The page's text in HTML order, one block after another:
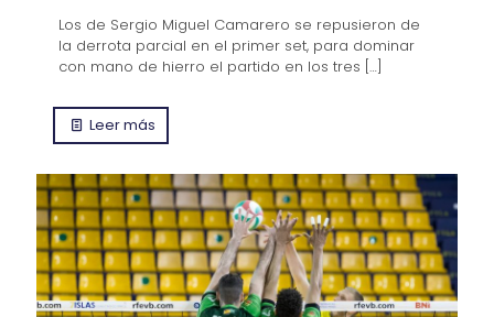
Los de Sergio Miguel Camarero se repusieron de
la derrota parcial en el primer set, para dominar
con mano de hierro el partido en los tres […]
Leer más